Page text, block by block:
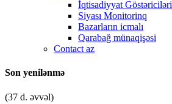
İqtisadiyyat Göstəriciləri
Siyası Monitorinq
Bazarların icmalı
Qarabağ münaqişəsi
Contact az
Son yenilənmə
(37 d. əvvəl)